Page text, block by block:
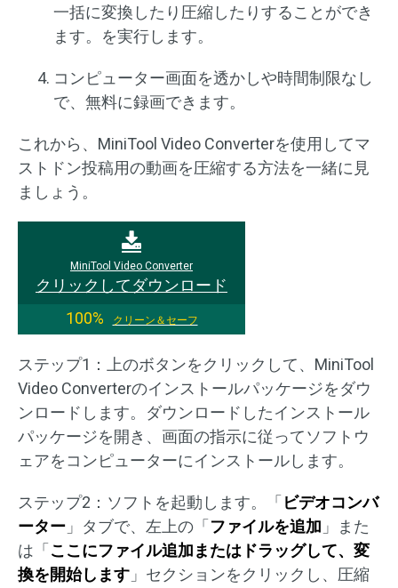
一括に変換したり圧縮したりすることができ
ます。を実行します。
コンピューター画面を透かしや時間制限なし
で、無料に録画できます。
これから、MiniTool Video Converterを使用してマ
ストドン投稿用の動画を圧縮する方法を一緒に見
ましょう。
MiniTool Video Converter
クリックしてダウンロード
100%
クリーン＆セーフ
ステップ1：上のボタンをクリックして、MiniTool
Video Converterのインストールパッケージをダウ
ンロードします。ダウンロードしたインストール
パッケージを開き、画面の指示に従ってソフトウ
ェアをコンピューターにインストールします。
ステップ2：ソフトを起動します。「 ビデオコンバ
ーター 」タブで、左上の「 ファイルを追加 」また
は「 ここにファイル追加またはドラッグして、変
換を開始します 」セクションをクリックし、圧縮